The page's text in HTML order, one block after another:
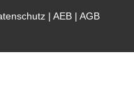
| AEB | AGB